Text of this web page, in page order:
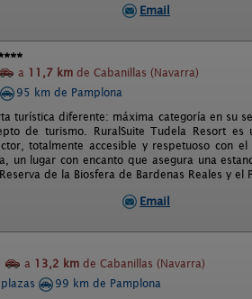
Email
a 11,7 km de Cabanillas (Navarra)
95 km de Pamplona
turística diferente: máxima categoría en su
de turismo. RuralSuite Tudela Resort
totalmente accesible y respetuoso con
un lugar con encanto que asegura una
de la Biosfera de Bardenas Reales y el
Email
a 13,2 km de Cabanillas (Navarra)
99 km de Pamplona